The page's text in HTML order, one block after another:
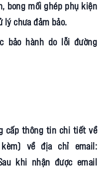
bong mối ghép phụ kiện
lý chưa đảm bảo.
bảo hành do lỗi đường
cấp thông tin chi tiết về
về địa chỉ email:
khi nhận được email